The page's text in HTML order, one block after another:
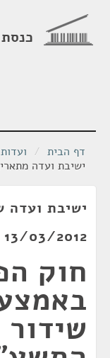
דף הבית / ועדות
ישיבת ועדה מתאריך 13/03/
13/03/2012
חוק